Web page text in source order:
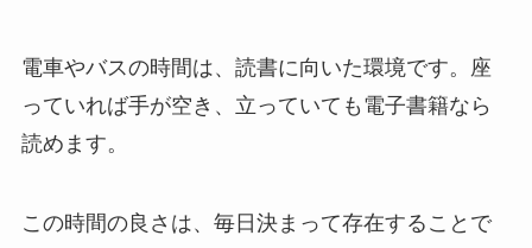
電車やバスの時間は、読書に向いた環境です。座
っていれば手が空き、立っていても電子書籍なら
読めます。
この時間の良さは、毎日決まって存在することで